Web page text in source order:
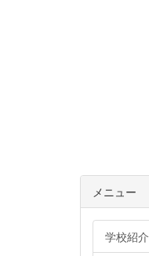
メニュー
学校紹介